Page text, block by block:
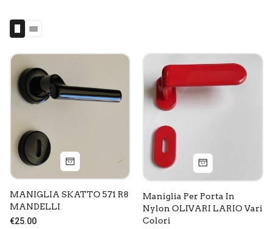
MANIGLIA SKATTO 571 R8
MANDELLI
€25.00
Maniglia Per Porta In
Nylon OLIVARI LARIO Vari
Colori